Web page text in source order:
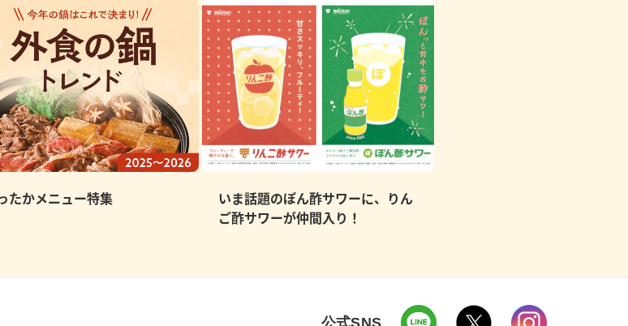
たかメニュー特集
いま話題のぽん酢サワーに、りん
ご酢サワーが仲間入り！
公式SNS